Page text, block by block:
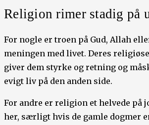
Religion rimer stadig på
For nogle er troen på Gud, Allah
meningen med livet. Deres
giver dem styrke og retning og
evigt liv på den anden side.
For andre er religion et helvede på
her, særligt hvis de gamle dogmer